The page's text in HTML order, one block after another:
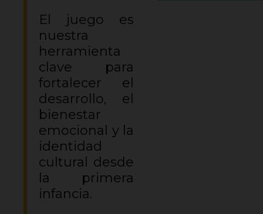
El juego es
nuestra
herramienta
clave para
fortalecer el
desarrollo, el
bienestar
emocional y la
identidad
cultural desde
la primera
infancia.